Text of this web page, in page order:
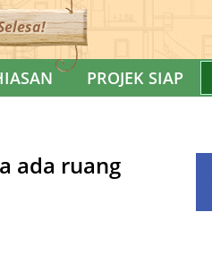
PROJEK SIAP
ada ruang